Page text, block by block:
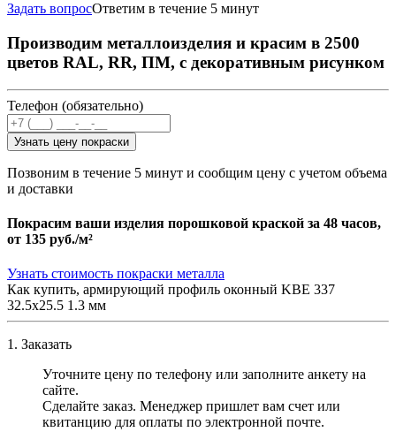
Задать вопросОтветим в течение 5 минут
Производим металлоизделия и красим в 2500
цветов RAL, RR, ПМ, с декоративным рисунком
Телефон (обязательно)
Узнать цену покраски
Позвоним в течение 5 минут и сообщим цену с учетом объема
и доставки
Покрасим ваши изделия порошковой краской за 48 часов,
от 135 руб./м²
Узнать стоимость покраски металла
Как купить, армирующий профиль оконный KBE 337
32.5х25.5 1.3 мм
1. Заказать
Уточните цену по телефону или заполните анкету на
сайте.
Сделайте заказ. Менеджер пришлет вам счет или
квитанцию для оплаты по электронной почте.